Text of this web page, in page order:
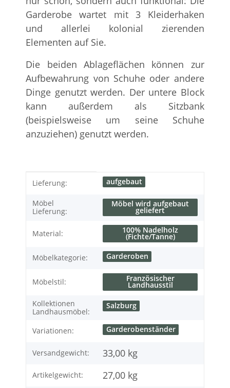
Garderobe wartet mit 3 Kleiderhaken
und allerlei kolonial zierenden
Elementen auf Sie.
Die beiden Ablageflächen können zur
Aufbewahrung von Schuhe oder andere
Dinge genutzt werden. Der untere Block
kann außerdem als Sitzbank
(beispielsweise um seine Schuhe
anzuziehen) genutzt werden.
Produkteigenschaft
Wert
Lieferung: aufgebaut
Möbel
Lieferung:
Möbel wird aufgebaut
geliefert
Material: 100% Nadelholz
(Fichte/Tanne)
Möbelkategorie: Garderoben
Möbelstil: Französischer
Landhausstil
Kollektionen
Landhausmöbel:
Salzburg
Variationen: Garderobenständer
Versandgewicht: 33,00 kg
Artikelgewicht: 27,00 kg